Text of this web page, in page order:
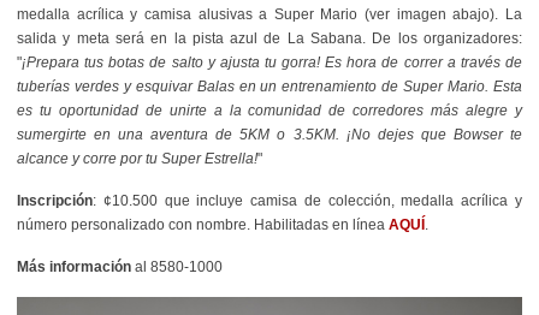
medalla acrílica y camisa alusivas a Super Mario (ver imagen abajo). La
salida y meta será en la pista azul de La Sabana. De los organizadores:
"¡Prepara tus botas de salto y ajusta tu gorra! Es hora de correr a través de
tuberías verdes y esquivar Balas en un entrenamiento de Super Mario. Esta
es tu oportunidad de unirte a la comunidad de corredores más alegre y
sumergirte en una aventura de 5KM o 3.5KM. ¡No dejes que Bowser te
alcance y corre por tu Super Estrella!"
Inscripción: ¢10.500 que incluye camisa de colección, medalla acrílica y
número personalizado con nombre. Habilitadas en línea AQUÍ
Más información al 8580-1000